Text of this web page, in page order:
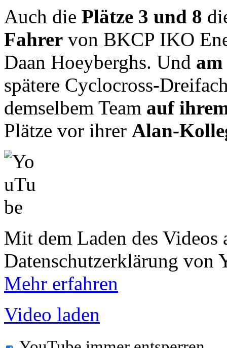
Auch die Plätze 3 und 8
Fahrer von BKCP IKO
Daan Hoeyberghs. Und
spätere Cyclocross-
demselbem Team auf
Plätze vor ihrer Alan-
Mit dem Laden des Videos
Datenschutzerklärung von
Mehr erfahren
Video laden